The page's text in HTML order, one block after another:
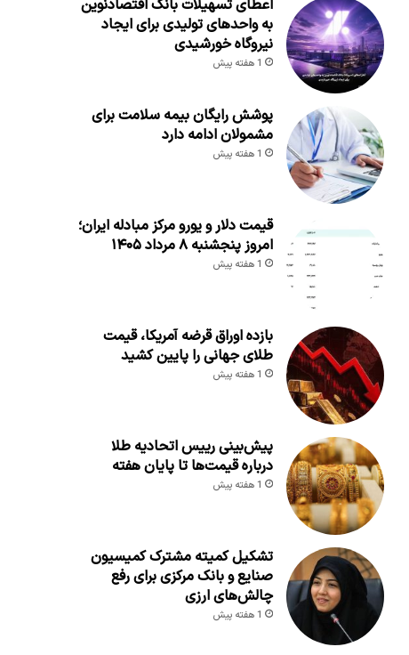
اعطای تسهیلات بانک اقتصادنوین
به واحدهای تولیدی برای ایجاد
نیروگاه خورشیدی
1 هفته پیش
پوشش رایگان بیمه سلامت برای
مشمولان ادامه دارد
1 هفته پیش
قیمت دلار و یورو مرکز مبادله ایران؛
امروز پنجشنبه ۸ مرداد ۱۴۰۵
1 هفته پیش
بازده اوراق قرضه آمریکا، قیمت
طلای جهانی را پایین کشید
1 هفته پیش
پیش‌بینی رییس اتحادیه طلا
درباره قیمت‌ها تا پایان هفته
1 هفته پیش
تشکیل کمیته مشترک کمیسیون
صنایع و بانک مرکزی برای رفع
چالش‌های ارزی
1 هفته پیش